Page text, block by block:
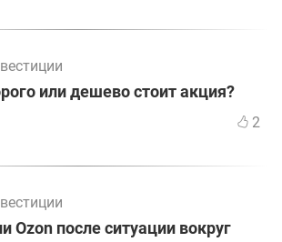
или дешево стоит акция?
2
Ozon после ситуации вокруг